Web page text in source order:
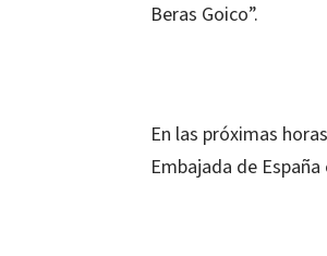
Beras Goico”.
En las próximas
Embajada de